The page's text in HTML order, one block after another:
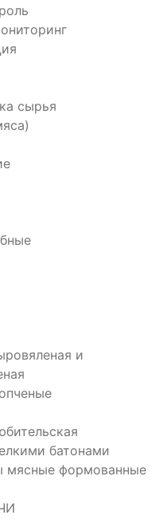
сырья
и
батонами
мясные формованные